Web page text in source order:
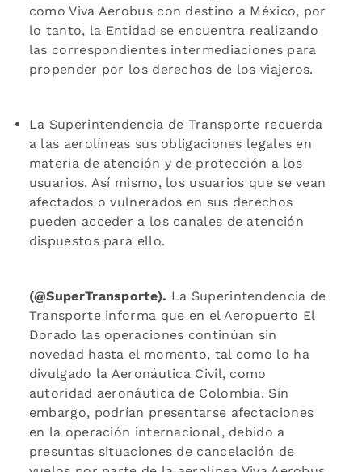
como Viva Aerobus con destino a México, por
lo tanto, la Entidad se encuentra realizando
las correspondientes intermediaciones para
propender por los derechos de los viajeros.
La Superintendencia de Transporte recuerda
a las aerolíneas sus obligaciones legales en
materia de atención y de protección a los
usuarios. Así mismo, los usuarios que se vean
afectados o vulnerados en sus derechos
pueden acceder a los canales de atención
dispuestos para ello.
(@SuperTransporte). La Superintendencia de
Transporte informa que en el Aeropuerto El
Dorado las operaciones continúan sin
novedad hasta el momento, tal como lo ha
divulgado la Aeronáutica Civil, como
autoridad aeronáutica de Colombia. Sin
embargo, podrían presentarse afectaciones
en la operación internacional, debido a
presuntas situaciones de cancelación de